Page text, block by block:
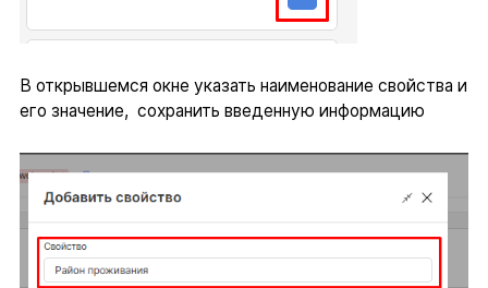
В открывшемся окне указать наименование свойства и
его значение, сохранить введенную информацию